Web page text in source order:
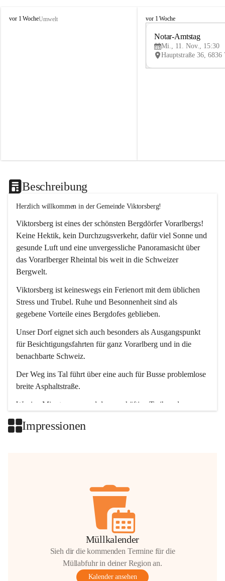
V
vor 1 WocheUmwelt
V
vor 1 Woche
Notar-Amtstag
Mi., 11. Nov., 15:30
Beschreibung
Herzlich willkommen in der Gemeinde Viktorsberg!
Viktorsberg ist eines der schönsten Bergdörfer Vorarlbergs!
Keine Hektik, kein Durchzugsverkehr, dafür viel Sonne und
gesunde Luft und eine unvergessliche Panoramasicht über
das Vorarlberger Rheintal bis weit in die Schweizer
Bergwelt.
Viktorsberg ist keineswegs ein Ferienort mit dem üblichen
Stress und Trubel. Ruhe und Besonnenheit sind als
gegebene Vorteile eines Bergdofes geblieben.
Unser Dorf eignet sich auch besonders als Ausgangspunkt
für Besichtigungsfahrten für ganz Vorarlberg und in die
benachbarte Schweiz.
Der Weg ins Tal führt über eine auch für Busse problemlose
breite Asphaltstraße.
Wenige Minuten nur, und das geschäftige Treiben der
Impressionen
Müllkalender
Sieh dir die kommenden Termine für die
Müllabfuhr in deiner Region an.
Kalender ansehen